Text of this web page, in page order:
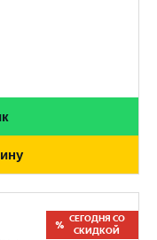
СЕГОДНЯ СО
СКИДКОЙ